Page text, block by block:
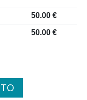
50.00€
50.00€